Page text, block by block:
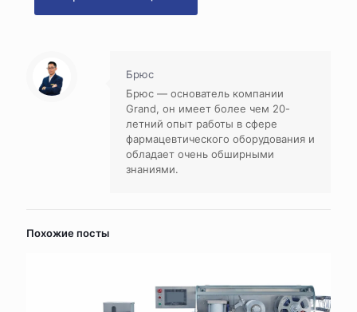
Брюс
Брюс — основатель компании
Grand, он имеет более чем 20-
летний опыт работы в сфере
фармацевтического оборудования и
обладает очень обширными
знаниями.
Похожие посты